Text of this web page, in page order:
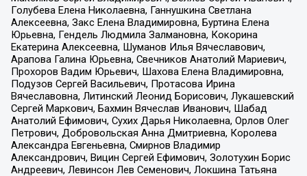
Голубева Елена Николаевна, Ганнушкина Светлана
Алексеевна, Закс Елена Владимировна, Буртина Елена
Юрьевна, Гендель Людмила Залмановна, Кокорина
Екатерина Алексеевна, Шуманов Илья Вячеславович,
Арапова Галина Юрьевна, Свечников Анатолий Мариевич,
Прохоров Вадим Юрьевич, Шахова Елена Владимировна,
Подузов Сергей Васильевич, Протасова Ирина
Вячеславовна, Литинский Леонид Борисович, Лукашевский
Сергей Маркович, Бахмин Вячеслав Иванович, Шабад
Анатолий Ефимович, Сухих Дарья Николаевна, Орлов Олег
Петрович, Добровольская Анна Дмитриевна, Королева
Александра Евгеньевна, Смирнов Владимир
Александрович, Вицин Сергей Ефимович, Золотухин Борис
Андреевич, Левинсон Лев Семенович, Локшина Татьяна